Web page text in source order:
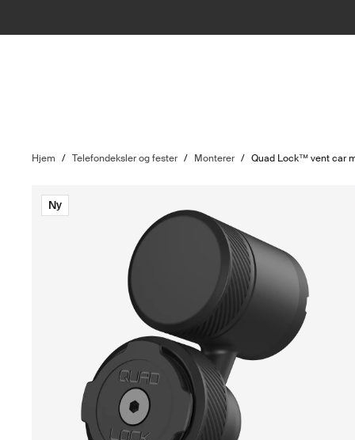
Hjem / Telefondeksler og fester / Monterer / Quad Lock™ vent car
Ny